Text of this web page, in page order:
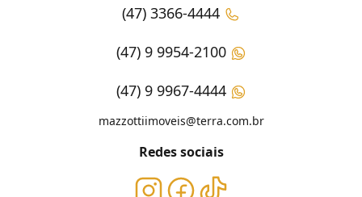
(47) 3366-4444
(47) 9 9954-2100
(47) 9 9967-4444
mazzottiimoveis@terra.com.br
Redes sociais